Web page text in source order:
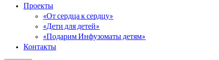
Проекты
«От сердца к сердцу»
«Дети для детей»
«Подарим Инфузоматы детям»
Контакты